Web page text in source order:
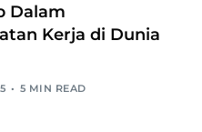
Dalam
Kerja di Dunia
5 MIN READ